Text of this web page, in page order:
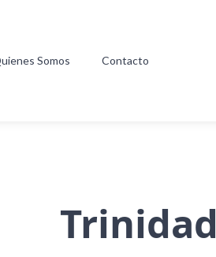
Somos Contacto
Trinidad